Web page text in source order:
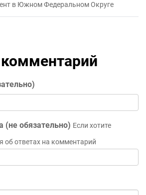
в Южном Федеральном Округе
(не обязательно) Если хотите
об ответах на комментарий